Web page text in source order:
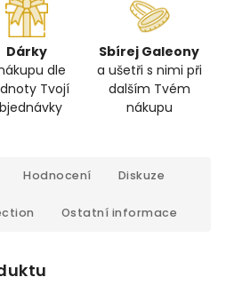
Dárky
dle
Tvojí
Sbírej Galeony
a ušetři s nimi při
dalším Tvém
nákupu
Hodnocení Diskuze
Ostatní informace